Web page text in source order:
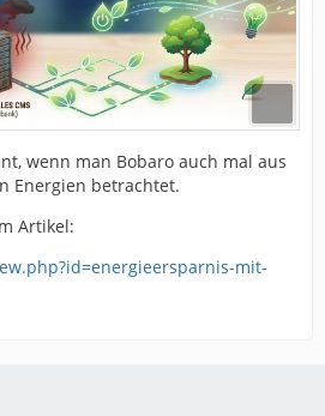
wenn man Bobaro auch mal aus
Energien betrachtet.
Artikel:
mit-